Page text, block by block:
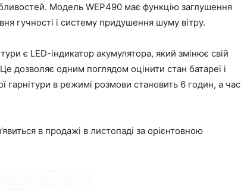
Модель WEP490 має функцію заглушення
гучності і систему придушення шуму вітру.
є LED-індикатор акумулятора, який змінює свій
дозволяє одним поглядом оцінити стан батареї і
гарнітури в режимі розмови становить 6 годин, а час
в продажі в листопаді за орієнтовною